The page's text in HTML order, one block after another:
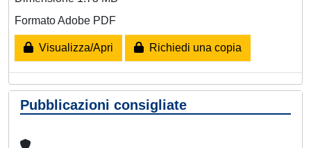
Formato Adobe PDF
Visualizza/Apri Richiedi una copia
Pubblicazioni consigliate